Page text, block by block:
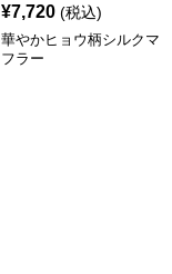
¥7,720 (税込)
華やかヒョウ柄シルクマ
フラー